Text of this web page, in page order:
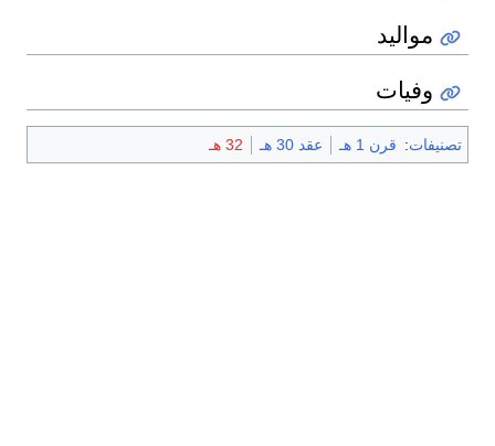
مواليد
وفيات
تصنيفات: قرن 1 هـ عقد 30 هـ 32 هـ